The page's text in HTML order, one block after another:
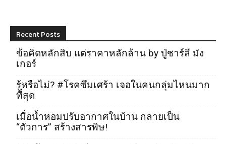
Recent Posts
ข้อคิดหลักสิบ แต่ราคาหลักล้าน by ปู่ชาร์ลี มัง
เกอร์
รู้หรือไม่? #โรคซึมเศร้า เจอในคนกลุ่มไหนมาก
ที่สุด
เมื่อน้ำหอมปรับอากาศในบ้าน กลายเป็น
“ตัวการ” สร้างสารพิษ!